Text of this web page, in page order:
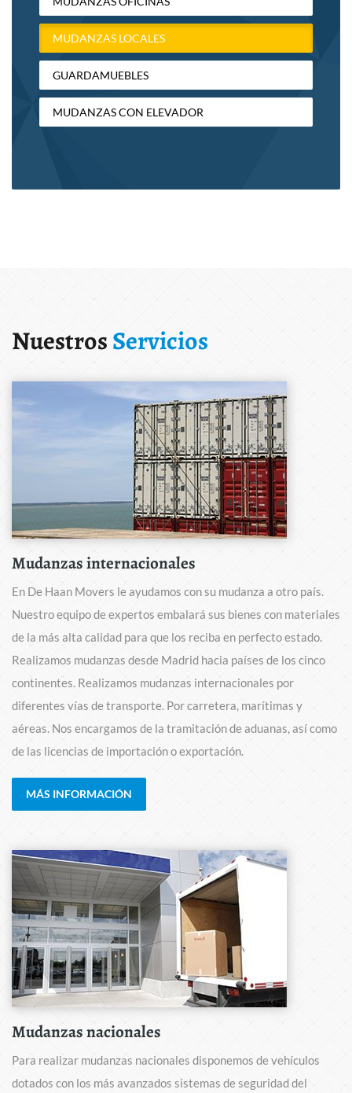
MUDANZAS LOCALES
GUARDAMUEBLES
MUDANZAS CON ELEVADOR
NuestrosServicios
Mudanzas internacionales
En De Haan Movers le ayudamos con su mudanza a otro país.
Nuestro equipo de expertos embalará sus bienes con materiales
de la más alta calidad para que los reciba en perfecto estado.
Realizamos mudanzas desde Madrid hacia países de los cinco
continentes. Realizamos mudanzas internacionales por
diferentes vías de transporte. Por carretera, marítimas y
aéreas. Nos encargamos de la tramitación de aduanas, así como
de las licencias de importación o exportación.
MÁS INFORMACIÓN
Mudanzas nacionales
Para realizar mudanzas nacionales disponemos de vehículos
dotados con los más avanzados sistemas de seguridad del